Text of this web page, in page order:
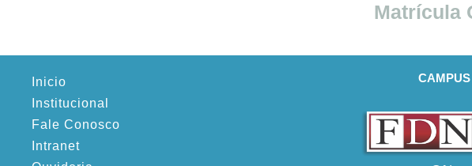
Matrícula
Inicio
Institucional
Fale Conosco
Intranet
CAMPUS